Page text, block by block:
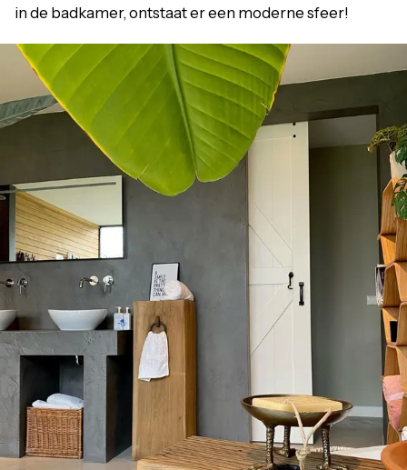
in de badkamer, ontstaat er een moderne sfeer!